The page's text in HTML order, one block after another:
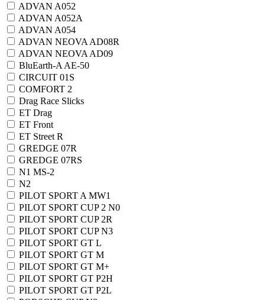
ADVAN A052
ADVAN A052A
ADVAN A054
ADVAN NEOVA AD08R
ADVAN NEOVA AD09
BluEarth-A AE-50
CIRCUIT 01S
COMFORT 2
Drag Race Slicks
ET Drag
ET Front
ET Street R
GREDGE 07R
GREDGE 07RS
N1 MS-2
N2
PILOT SPORT A MW1
PILOT SPORT CUP 2 N0
PILOT SPORT CUP 2R
PILOT SPORT CUP N3
PILOT SPORT GT L
PILOT SPORT GT M
PILOT SPORT GT M+
PILOT SPORT GT P2H
PILOT SPORT GT P2L